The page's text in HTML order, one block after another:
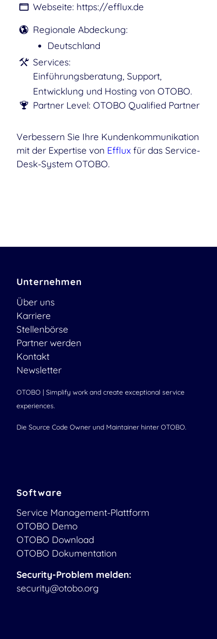
Webseite: https://efflux.de
Regionale Abdeckung:
Deutschland
Services:
Einführungsberatung, Support,
Entwicklung und Hosting von OTOBO.
Partner Level: OTOBO Qualified Partner
Verbessern Sie Ihre Kundenkommunikation
mit der Expertise von Effluxfür das Service-
Desk-System OTOBO.
Unternehmen
Über uns
Karriere
Stellenbörse
Partner werden
Kontakt
Newsletter
OTOBO | Simplify work and create exceptional service
experiences.
Die Source Code Owner und Maintainer hinter OTOBO.
Software
Service Management-Plattform
OTOBO Demo
OTOBO Download
OTOBO Dokumentation
Security-Problem melden:
security@otobo.org